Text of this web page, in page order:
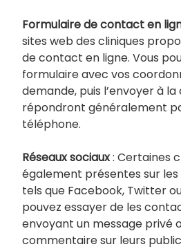
Formulaire de contact en
sites web des cliniques
de contact en ligne. Vous
formulaire avec vos
demande, puis l’envoyer à la
répondront généralement
téléphone.
Réseaux sociaux: Certaines
également présentes sur les
tels que Facebook, Twitter
pouvez essayer de les
envoyant un message privé
commentaire sur leurs